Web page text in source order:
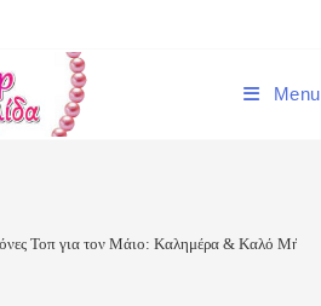
Menu
Τοπ για τον Μάιο: Καλημέρα & Καλό Μήνα!